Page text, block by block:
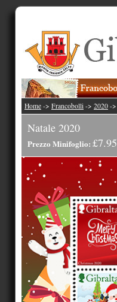
Home -> Francobolli -> 2020 ->
Natale 2020
Prezzo Minifoglio: £7.95